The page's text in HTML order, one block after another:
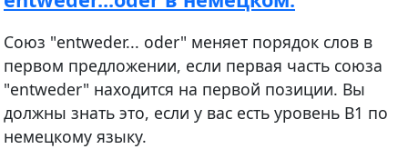
Союз "entweder... oder" меняет порядок слов в
первом предложении, если первая часть союза
"entweder" находится на первой позиции. Вы
должны знать это, если у вас есть уровень В1 по
немецкому языку.